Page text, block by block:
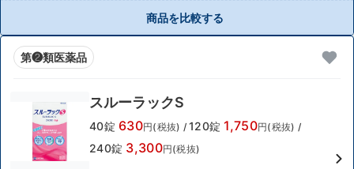
商品を比較する
第❷類医薬品
スルーラックS
40錠 630円(税抜) / 120錠 1,750円(税抜) /
240錠 3,300円(税抜)